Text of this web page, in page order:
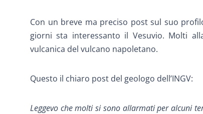
Con un breve ma preciso post sul suo
giorni sta interessanto il Vesuvio. Molti
vulcanica del vulcano napoletano.
Questo il chiaro post del geologo dell’INGV:
Leggevo che molti si sono allarmati per alcuni